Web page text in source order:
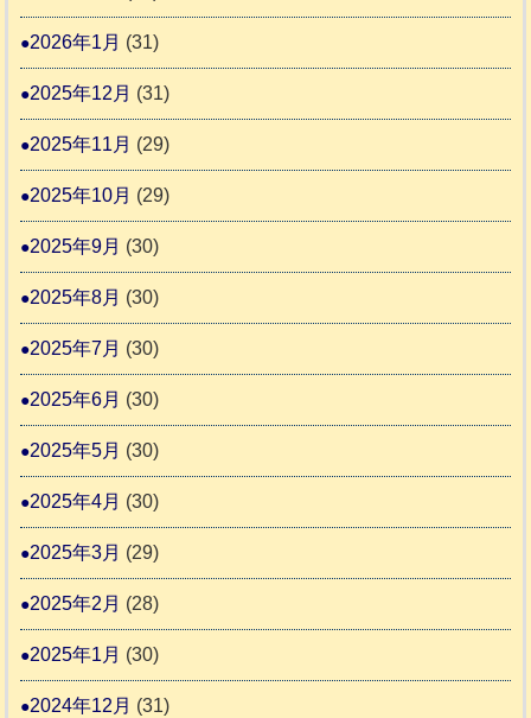
ま
2026年1月 (31)
2025年12月 (31)
2025年11月 (29)
2025年10月 (29)
2025年9月 (30)
2025年8月 (30)
2025年7月 (30)
2025年6月 (30)
2025年5月 (30)
2025年4月 (30)
2025年3月 (29)
2025年2月 (28)
2025年1月 (30)
2024年12月 (31)